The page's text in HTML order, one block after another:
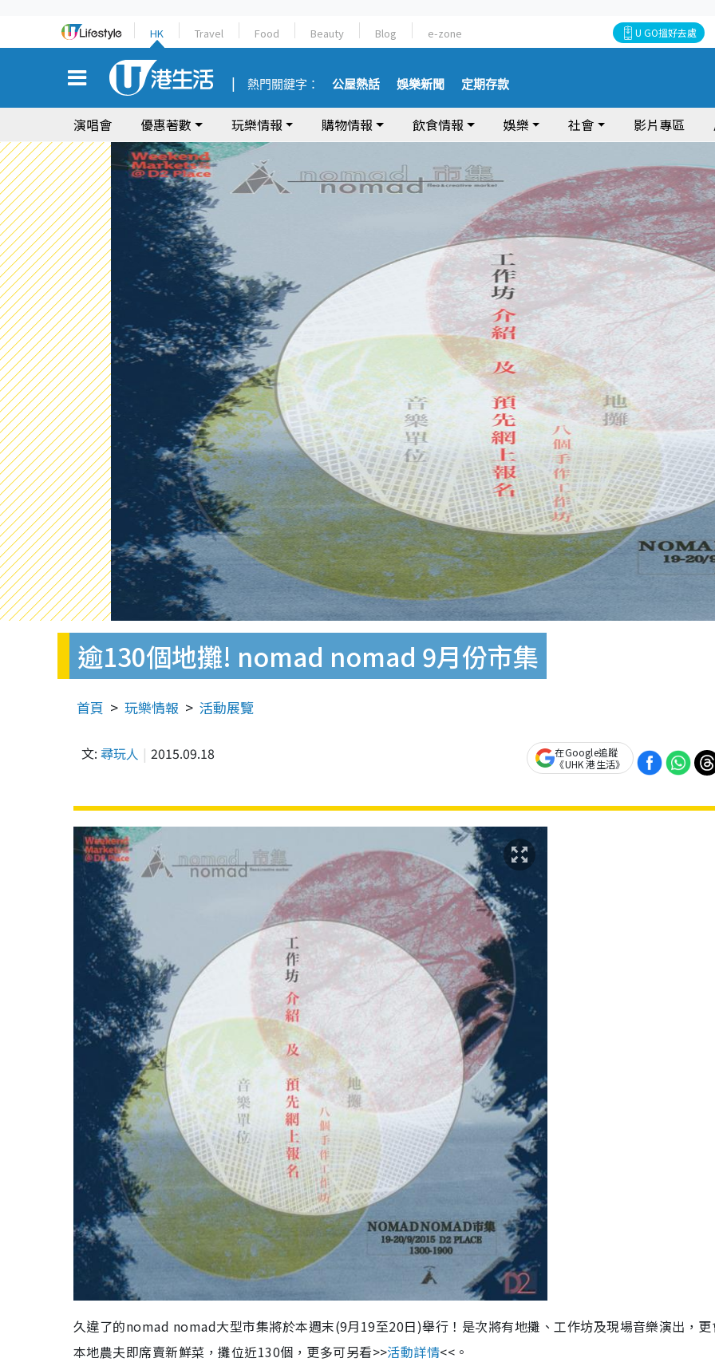
HK Travel Food Beauty Blog e-zone U GO搵好去處
熱門關鍵字： 公屋熱話 娛樂新聞 定期存款
演唱會 優惠著數 玩樂情報 購物情報 飲食情報 娛樂 社會 影片專區
逾130個地攤! nomad nomad 9月份市集
首頁 玩樂情報 活動展覽
文: 尋玩人 2015.09.18
在Google追蹤
《UHK 港生活》
久違了的nomad nomad大型市集將於本週末(9月19至20日)舉行！是次將有地攤、工作坊及現場音樂演出，
本地農夫即席賣新鮮菜，攤位近130個，更多可另看>>活動詳情<<。